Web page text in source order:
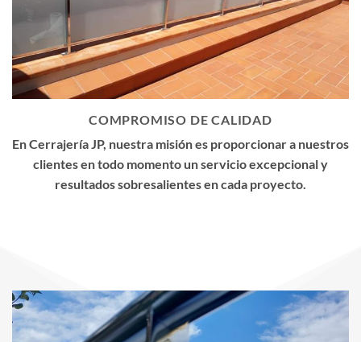
COMPROMISO DE CALIDAD
En Cerrajería JP, nuestra misión es proporcionar a nuestros
clientes en todo momento un servicio excepcional y
resultados sobresalientes en cada proyecto.